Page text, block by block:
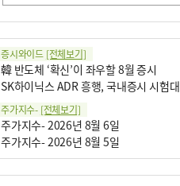
증시와이드 [전체보기]
韓 반도체 ‘확신’이 좌우할 8월 증시
SK하이닉스 ADR 흥행, 국내증시 시험대
주가지수- [전체보기]
주가지수- 2026년 8월 6일
주가지수- 2026년 8월 5일